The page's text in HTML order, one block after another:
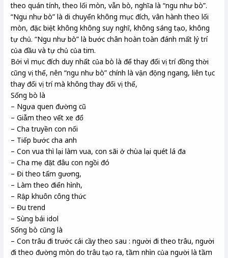
theo quán tính, theo lối mòn, vẫn bò, nghĩa là “ngu như bò”.
“Ngu như bò” là di chuyển không mục đích, vân hành theo lối
mòn, đặc biệt không không suy nghĩ, không sáng tạo, không
tự chủ. “Ngu như bò” là bước chân hoàn toàn đánh mất lý trí
của đầu và tự chủ của tim.
Bởi vì mục đích duy nhất của bò là để thay đổi vị trí đồng thời
cũng vị thế, nên “ngu như bò” chính là vận động ngang, liên tục
thay đổi vị trí mà không thay đổi vị thế,
Sống bò là
– Ngựa quen đường cũ
– Giẫm theo vết xe đổ
– Cha truyền con nối
– Tiếp bước cha anh
– Con vua thì lại làm vua, con sãi ở chùa lại quét lá đa
– Cha mẹ đặt đâu con ngồi đó
– Đi theo tấm gương,
– Làm theo điển hình,
– Rập khuôn công thức
– Đu trend
– Sùng bái idol
Sống bò cũng là
– Con trâu đi trước cái cầy theo sau : người đi theo trâu, người
đi theo đường mòn do trâu tạo ra, tầm nhìn của người là tầm